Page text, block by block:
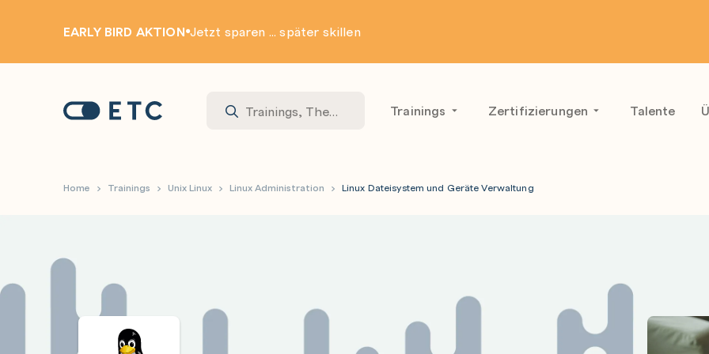
EARLY BIRD AKTION Jetzt sparen ... später skillen
Startseite: ETC Trainings Zertifizierungen Talente
Home Trainings Unix Linux Linux Administration Linux Dateisystem und Geräte Verwaltung